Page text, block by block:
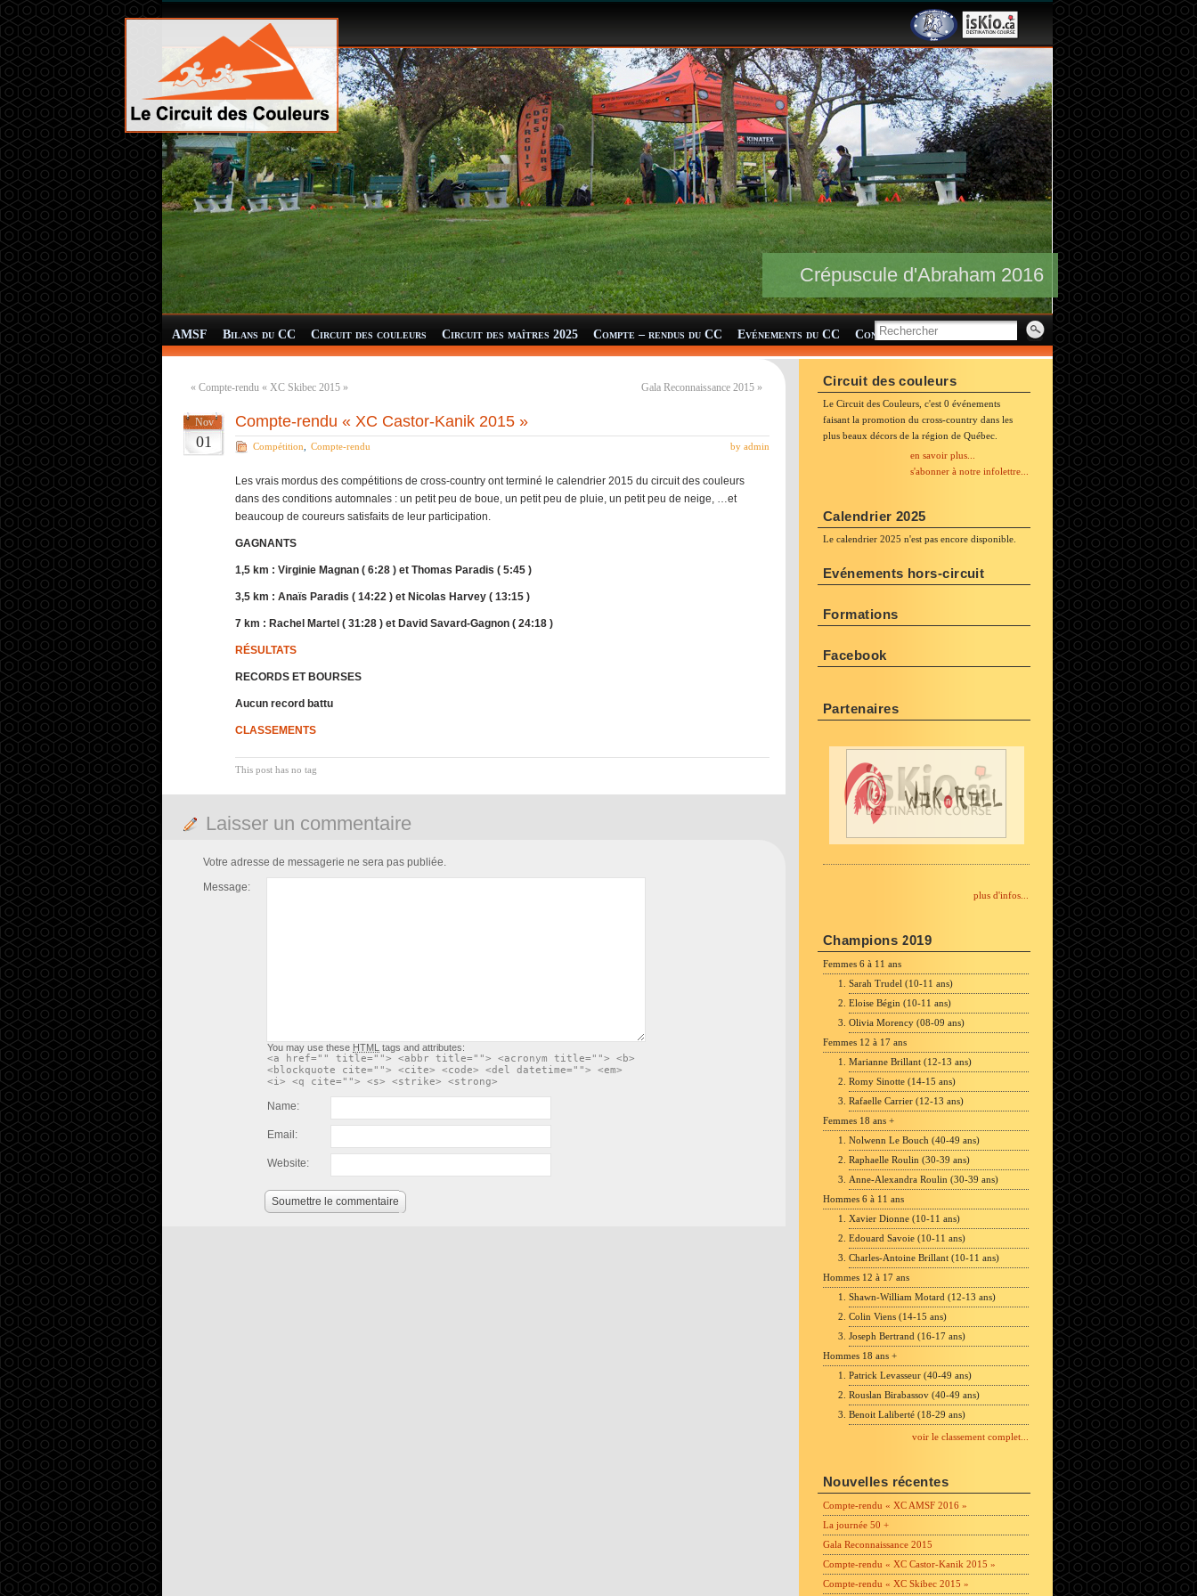
Crépuscule d'Abraham 2016
AMSF Bilans du CC Circuit des couleurs Circuit des maîtres 2025 Compte – rendus du CC Evénements du CC Contact
« Compte-rendu « XC Skibec 2015 » Gala Reconnaissance 2015 »
Nov
01
Compte-rendu « XC Castor-Kanik 2015 »
Compétition Compte-rendu by admin
Les vrais mordus des compétitions de cross-country ont terminé le calendrier 2015 du circuit des couleurs
dans des conditions automnales : un petit peu de boue, un petit peu de pluie, un petit peu de neige, …et
beaucoup de coureurs satisfaits de leur participation.
GAGNANTS
1,5 km : Virginie Magnan ( 6:28 ) et Thomas Paradis ( 5:45 )
3,5 km : Anaïs Paradis ( 14:22 ) et Nicolas Harvey ( 13:15 )
7 km : Rachel Martel ( 31:28 ) et David Savard-Gagnon ( 24:18 )
RÉSULTATS
RECORDS ET BOURSES
Aucun record battu
CLASSEMENTS
This post has no tag
Laisser un commentaire
Votre adresse de messagerie ne sera pas publiée.
Message:
You may use these HTML tags and attributes:
<a href="" title=""> <abbr title=""> <acronym title=""> <b>
<blockquote cite=""> <cite> <code> <del datetime=""> <em>
<i> <q cite=""> <s> <strike> <strong>
Name:
Email:
Website:
Soumettre le commentaire
Circuit des couleurs
Le Circuit des Couleurs, c'est 0 événements
faisant la promotion du cross-country dans les
plus beaux décors de la région de Québec.
en savoir plus...
s'abonner à notre infolettre...
Calendrier 2025
Le calendrier 2025 n'est pas encore disponible.
Evénements hors-circuit
Formations
Facebook
Partenaires
plus d'infos...
Champions 2019
Femmes 6 à 11 ans
Sarah Trudel (10-11 ans)
Eloise Bégin (10-11 ans)
Olivia Morency (08-09 ans)
Femmes 12 à 17 ans
Marianne Brillant (12-13 ans)
Romy Sinotte (14-15 ans)
Rafaelle Carrier (12-13 ans)
Femmes 18 ans +
Nolwenn Le Bouch (40-49 ans)
Raphaelle Roulin (30-39 ans)
Anne-Alexandra Roulin (30-39 ans)
Hommes 6 à 11 ans
Xavier Dionne (10-11 ans)
Edouard Savoie (10-11 ans)
Charles-Antoine Brillant (10-11 ans)
Hommes 12 à 17 ans
Shawn-William Motard (12-13 ans)
Colin Viens (14-15 ans)
Joseph Bertrand (16-17 ans)
Hommes 18 ans +
Patrick Levasseur (40-49 ans)
Rouslan Birabassov (40-49 ans)
Benoit Laliberté (18-29 ans)
voir le classement complet...
Nouvelles récentes
Compte-rendu « XC AMSF 2016 »
La journée 50 +
Gala Reconnaissance 2015
Compte-rendu « XC Castor-Kanik 2015 »
Compte-rendu « XC Skibec 2015 »